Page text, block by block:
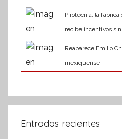
Pirotecnia, la
recibe incentivos
Reaparece Emilio
mexiquense
Entradas recientes